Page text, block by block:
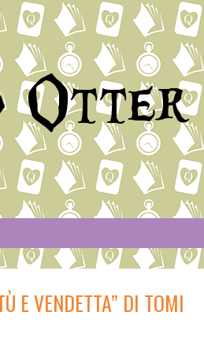
Otter
E VENDETTA” DI TOMI